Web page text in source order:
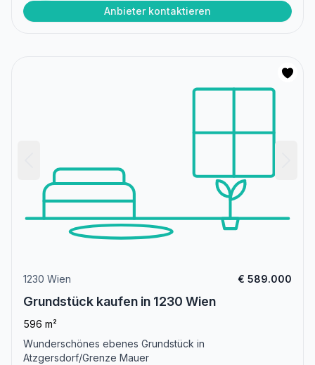
Anbieter kontaktieren
1230 Wien € 589.000
Grundstück kaufen in 1230 Wien
596 m²
Wunderschönes ebenes Grundstück in
Atzgersdorf/Grenze Mauer